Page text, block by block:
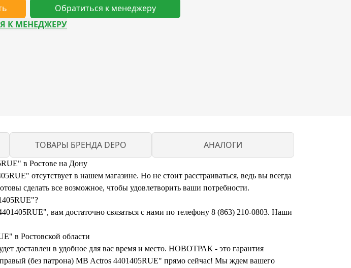
Обратиться к менеджеру
К МЕНЕДЖЕРУ
ТОВАРЫ БРЕНДА DEPO АНАЛОГИ
в Ростове на Дону
отсутствует в нашем магазине. Но не стоит расстраиваться, ведь вы всегда
сделать все возможное, чтобы удовлетворить ваши потребности.
вам достаточно связаться с нами по телефону 8 (863) 210-0803. Наши
в Ростовской области
доставлен в удобное для вас время и место. НОВОТРАК - это гарантия
(без патрона) MB Actros 4401405RUE" прямо сейчас! Мы ждем вашего